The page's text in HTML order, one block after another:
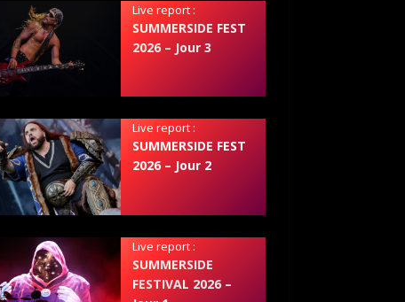
Live report :
SUMMERSIDE FEST
2026 – Jour 3
Live report :
SUMMERSIDE FEST
2026 – Jour 2
Live report :
SUMMERSIDE
FESTIVAL 2026 –